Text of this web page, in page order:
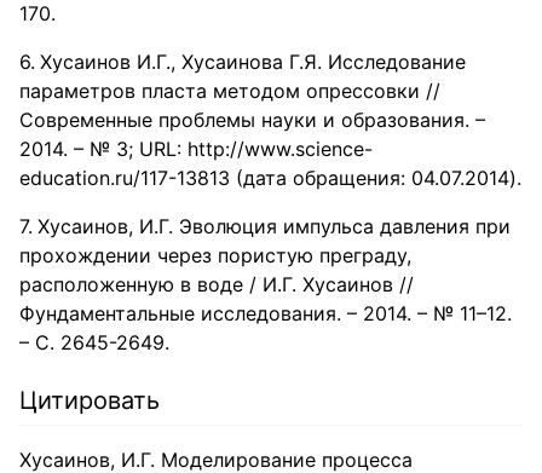
170.
Хусаинов И.Г., Хусаинова Г.Я. Исследование
параметров пласта методом опрессовки //
Современные проблемы науки и образования. –
2014. – № 3; URL: http://www.science-
education.ru/117-13813 (дата обращения: 04.07.2014).
Хусаинов, И.Г. Эволюция импульса давления при
прохождении через пористую преграду,
расположенную в воде / И.Г. Хусаинов //
Фундаментальные исследования. – 2014. – № 11–12.
– С. 2645-2649.
Цитировать
Хусаинов, И.Г. Моделирование процесса